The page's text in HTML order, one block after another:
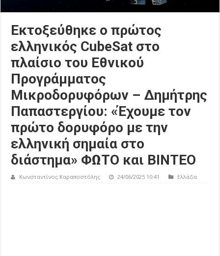
Εκτοξεύθηκε ο πρώτος
ελληνικός CubeSat στο
πλαίσιο του Εθνικού
Προγράμματος
Μικροδορυφόρων – Δημήτρης
Παπαστεργίου: «Έχουμε τον
πρώτο δορυφόρο με την
ελληνική σημαία στο
διάστημα» ΦΩΤΟ και ΒΙΝΤΕΟ
Κωνσταντίνος Καραποστόλης 24/06/2025 10:41 Ελλάδα